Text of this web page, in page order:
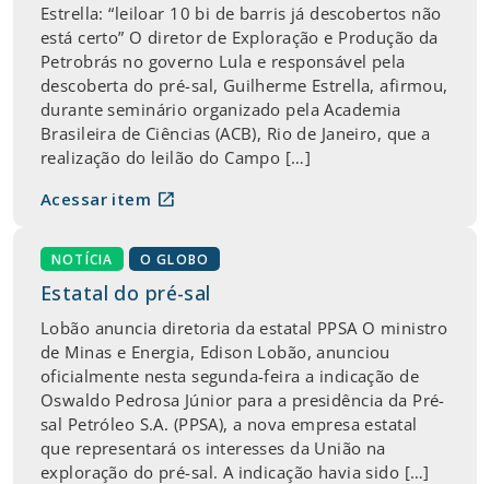
Estrella: “leiloar 10 bi de barris já descobertos não
está certo” O diretor de Exploração e Produção da
Petrobrás no governo Lula e responsável pela
descoberta do pré-sal, Guilherme Estrella, afirmou,
durante seminário organizado pela Academia
Brasileira de Ciências (ACB), Rio de Janeiro, que a
realização do leilão do Campo […]
Acessar item open_in_new
NOTÍCIA O GLOBO
Estatal do pré-sal
Lobão anuncia diretoria da estatal PPSA O ministro
de Minas e Energia, Edison Lobão, anunciou
oficialmente nesta segunda-feira a indicação de
Oswaldo Pedrosa Júnior para a presidência da Pré-
sal Petróleo S.A. (PPSA), a nova empresa estatal
que representará os interesses da União na
exploração do pré-sal. A indicação havia sido […]